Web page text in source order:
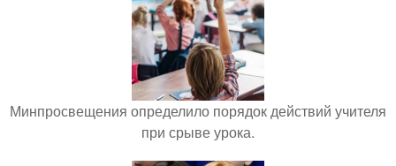
Минпросвещения определило порядок действий учителя
при срыве урока.